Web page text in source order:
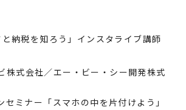
納税を知ろう」インスタライブ講師
株式会社／エー・ビー・シー開発株式
ミナー「スマホの中を片付けよう」